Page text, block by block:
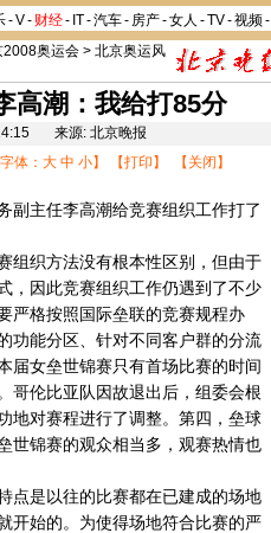
-V- 财经- IT-汽车- 房产-女人 -TV-视频-
2008奥运会 > 北京奥运风
高潮：我给打85分
来源: 北京晚报
体： 大 中 小】 【打印 】 【 关闭 】
主任李高潮给竞赛组织工作打了
织方法没有根本性区别，但由于
，因此竞赛组织工作仍遇到了不少
严格按照国际垒联的竞赛规程办
功能分区、针对不同客户群的分流
届女垒世锦赛只有首场比赛的时间
哥伦比亚队因故退出后，组委会根
地对赛程进行了调整。第四，垒球
世锦赛的观众相当多，观赛热情也
是以往的比赛都在已建成的场地
开始的。为使得场地符合比赛的严